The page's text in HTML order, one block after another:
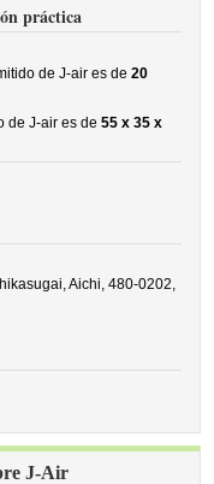
práctica
de J-air es de20
de J-air es de55 x 35 x
Aichi, 480-0202,
J-Air